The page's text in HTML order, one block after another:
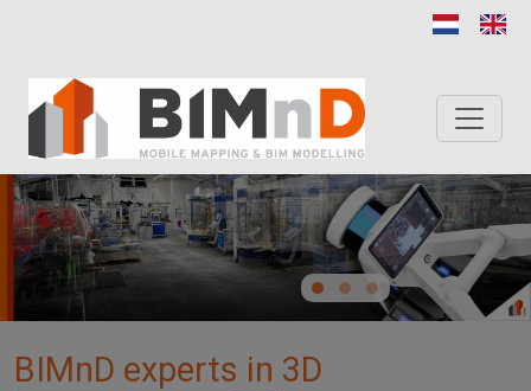
BIMnD experts in 3D